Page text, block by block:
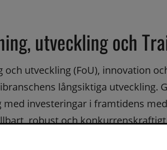
utveckling och
och utveckling (FoU), innovation
långsiktiga utveckling.
med investeringar i framtidens
robust och